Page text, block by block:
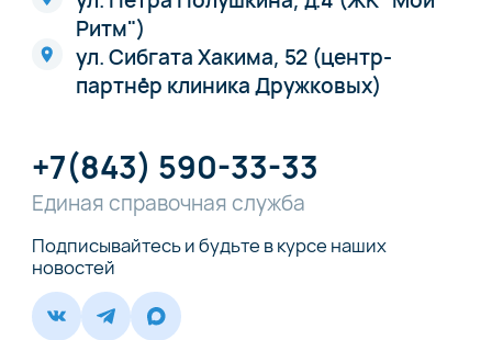
Ритм")
ул. Сибгата Хакима, 52 (центр-
партнёр клиника Дружковых)
+7(843) 590-33-33
Единая справочная служба
Подписывайтесь и будьте в курсе наших
новостей